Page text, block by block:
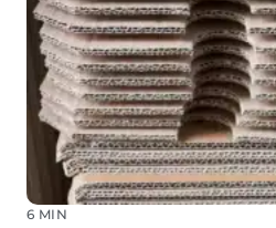
6 MIN